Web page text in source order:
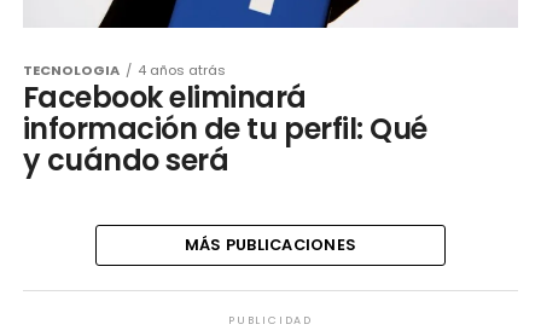
TECNOLOGIA 4 años atrás
Facebook eliminará
información de tu perfil: Qué
y cuándo será
MÁS PUBLICACIONES
PUBLICIDAD